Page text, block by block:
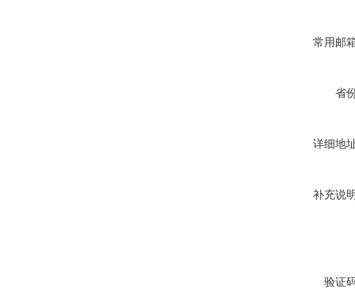
常用邮
省
详细地
补充说
验证